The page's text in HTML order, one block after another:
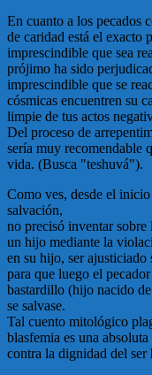
En cuanto a los pecados
de caridad está el exacto
imprescindible que sea
prójimo ha sido
imprescindible que se
cósmicas encuentren su
limpie de tus actos
Del proceso de
sería muy recomendable
vida. (Busca "teshuvá").
Como ves, desde el
salvación,
no precisó inventar
un hijo mediante la
en su hijo, ser ajusticiado
para que luego el
bastardillo (hijo nacido
se salvase.
Tal cuento mitológico
blasfemia es una
contra la dignidad del ser